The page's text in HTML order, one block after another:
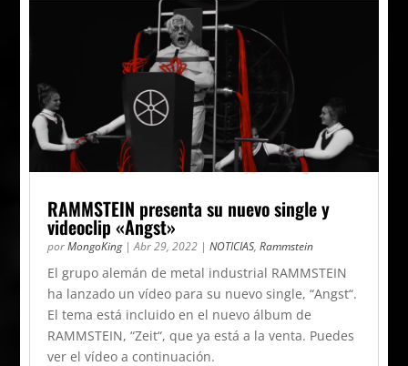
RAMMSTEIN presenta su nuevo single y
videoclip «Angst»
porMongoKing|Abr 29, 2022 |NOTICIAS,Rammstein
El grupo alemán de metal industrial RAMMSTEIN
ha lanzado un vídeo para su nuevo single, “Angst“.
El tema está incluido en el nuevo álbum de
RAMMSTEIN, “Zeit“, que ya está a la venta. Puedes
ver el vídeo a continuación.